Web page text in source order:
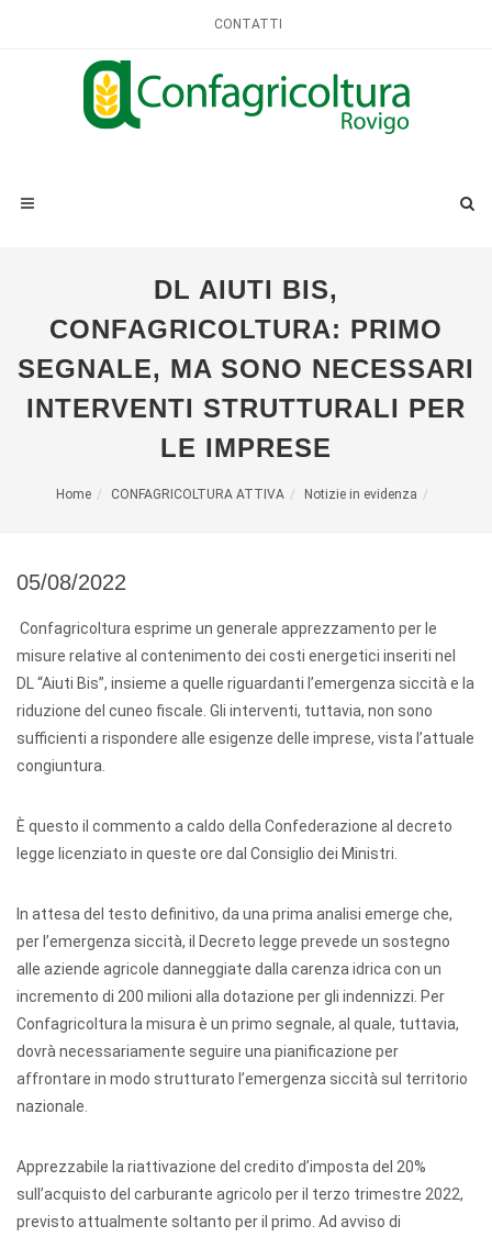
CONTATTI
DL AIUTI BIS,
CONFAGRICOLTURA: PRIMO
SEGNALE, MA SONO NECESSARI
INTERVENTI STRUTTURALI PER
LE IMPRESE
Home CONFAGRICOLTURA ATTIVA Notizie in evidenza
05/08/2022
Confagricoltura esprime un generale apprezzamento per le
misure relative al contenimento dei costi energetici inseriti nel
DL “Aiuti Bis”, insieme a quelle riguardanti l’emergenza siccità e la
riduzione del cuneo fiscale. Gli interventi, tuttavia, non sono
sufficienti a rispondere alle esigenze delle imprese, vista l’attuale
congiuntura.
È questo il commento a caldo della Confederazione al decreto
legge licenziato in queste ore dal Consiglio dei Ministri.
In attesa del testo definitivo, da una prima analisi emerge che,
per l’emergenza siccità, il Decreto legge prevede un sostegno
alle aziende agricole danneggiate dalla carenza idrica con un
incremento di 200 milioni alla dotazione per gli indennizzi. Per
Confagricoltura la misura è un primo segnale, al quale, tuttavia,
dovrà necessariamente seguire una pianificazione per
affrontare in modo strutturato l’emergenza siccità sul territorio
nazionale.
Apprezzabile la riattivazione del credito d’imposta del 20%
sull’acquisto del carburante agricolo per il terzo trimestre 2022,
previsto attualmente soltanto per il primo. Ad avviso di